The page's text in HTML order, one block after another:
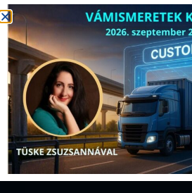
Kapcsolat
logisztika@logisztika.hu
Kérjük, amennyiben
a hatékonyabb
egyeztessen időpontot